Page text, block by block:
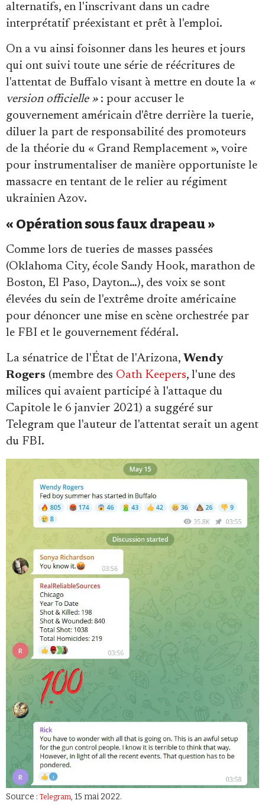
alternatifs, en l'inscrivant dans un cadre
interprétatif préexistant et prêt à l'emploi.
On a vu ainsi foisonner dans les heures et jours
qui ont suivi toute une série de réécritures de
l'attentat de Buffalo visant à mettre en doute la «
version officielle »: pour accuser le
gouvernement américain d'être derrière la tuerie,
diluer la part de responsabilité des promoteurs
de la théorie du « Grand Remplacement », voire
pour instrumentaliser de manière opportuniste le
massacre en tentant de le relier au régiment
ukrainien Azov.
« Opération sous faux drapeau »
Comme lors de tueries de masses passées
(Oklahoma City, école Sandy Hook, marathon de
Boston, El Paso, Dayton…), des voix se sont
élevées du sein de l'extrême droite américaine
pour dénoncer une mise en scène orchestrée par
le FBI et le gouvernement fédéral.
La sénatrice de l'État de l'Arizona, Wendy
Rogers (membre des Oath Keepers, l'une des
milices qui avaient participé à l'attaque du
Capitole le 6 janvier 2021) a suggéré sur
Telegram que l'auteur de l'attentat serait un agent
du FBI.
Source : Telegram, 15 mai 2022.